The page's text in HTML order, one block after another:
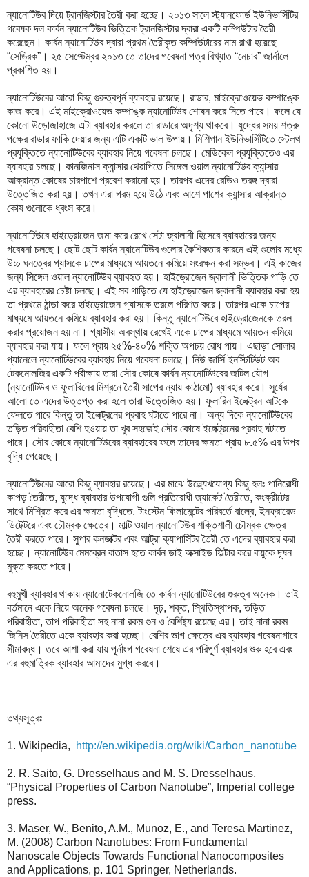
ন্যানোটিউব দিয়ে ট্রানজিস্টার তৈরী করা হচ্ছে। ২০১৩ সালে স্ট্যানফোর্ড ইউনিভার্সিটির
গবেষক দল কার্বন ন্যানোটিউব ভিত্তিক ট্রানজিস্টার দ্বারা একটি কম্পিউটার তৈরী
করেছেন। কার্বন ন্যানোটিউব দ্বারা প্রথম তৈরীকৃত কম্পিউটারের নাম রাখা হয়েছে
“সেড্রিক”। ২৫ সেপ্টেম্বর ২০১৩ তে তাদের গবেষনা পত্র বিখ্যাত “নেচার” জার্নালে
প্রকাশিত হয়।
ন্যানোটিউবের আরো কিছু গুরুত্বপূর্ন ব্যাবহার রয়েছে। রাডার, মাইক্রোওয়েভ কম্পাঙ্কে
কাজ করে। এই মাইক্রোওয়েভ কম্পাঙ্ক ন্যানোটিউব শোষন করে নিতে পারে। ফলে যে
কোনো উড়োজাহাজে এটা ব্যাবহার করলে তা রাডারে অদৃশ্য থাকবে। যুদ্ধের সময় শত্রু
পক্ষের রাডার ফাকি দেয়ার জন্য এটি একটি ভাল উপায়। মিশিগান ইউনিভার্সিটিতে স্টেলথ
প্রযুক্তিতে ন্যানোটিউবের ব্যাবহার নিয়ে গবেষনা চলছে। মেডিকেল প্রযুক্তিতেও এর
ব্যাবহার চলছে। কানজিনাস ক্যান্সার থেরাপিতে সিঙ্গেল ওয়াল ন্যানোটিউব ক্যান্সার
আক্রান্ত কোষের চারপাশে প্রবেশ করানো হয়। তারপর এদের রেডিও তরঙ্গ দ্বারা
উত্তেজিত করা হয়। তখন এরা গরম হয়ে উঠে এবং আশে পাশের ক্যান্সার আক্রান্ত
কোষ গুলোকে ধ্বংস করে।
ন্যানোটিউবে হাইড্রোজেন জমা করে রেখে সেটা জ্বালানী হিসেবে ব্যাবহারের জন্য
গবেষনা চলছে। ছোট ছোট কার্বন ন্যানোটিউব গুলোর কৈশিকতার কারনে এই গুলোর মধ্যে
উচ্চ ঘনত্বের গ্যাসকে চাপের মাধ্যমে আয়তনে কমিয়ে সংরক্ষন করা সম্ভব। এই কাজের
জন্য সিঙ্গেল ওয়াল ন্যানোটিউব ব্যাবহৃত হয়। হাইড্রোজেন জ্বালানী ভিত্তিক গাড়ি তে
এর ব্যাবহারের চেষ্টা চলছে। এই সব গাড়িতে যে হাইড্রোজেন জ্বালানী ব্যাবহার করা হয়
তা প্রথমে ঠান্ডা করে হাইড্রোজেন গ্যাসকে তরলে পরিণত করে। তারপর একে চাপের
মাধ্যমে আয়তনে কমিয়ে ব্যাবহার করা হয়। কিন্তু ন্যানোটিউবে হাইড্রোজেনকে তরল
করার প্রয়োজন হয় না। গ্যাসীয় অবস্থায় রেখেই একে চাপের মাধ্যমে আয়তন কমিয়ে
ব্যাবহার করা যায়। ফলে প্রায় ২৫%-৪০% শক্তি অপচয় রোধ পায়। এছাড়া সোলার
প্যানেলে ন্যানোটিউবের ব্যাবহার নিয়ে গবেষনা চলছে। নিউ জার্সি ইনস্টিটিউট অব
টেকনোলজির একটি পরীক্ষায় তারা সৌর কোষে কার্বন ন্যানোটিউবের জটিল যৌগ
(ন্যানোটিউব ও ফুলারিনের মিশ্রনে তৈরী সাপের ন্যায় কাঠামো) ব্যাবহার করে। সূর্যের
আলো তে এদের উত্তপ্ত করা হলে তারা উত্তেজিত হয়। ফুলারিন ইলেক্ট্রন আটকে
ফেলতে পারে কিন্তু তা ইলেক্ট্রনের প্রবাহ ঘটাতে পারে না। অন্য দিকে ন্যানোটিউবের
তড়িত পরিবাহীতা বেশি হওয়ায় তা খুব সহজেই সৌর কোষে ইলেক্ট্রনের প্রবাহ ঘটাতে
পারে। সৌর কোষে ন্যানোটিউবের ব্যাবহারের ফলে তাদের ক্ষমতা প্রায় ৮.৫% এর উপর
বৃদ্ধি পেয়েছে।
ন্যানোটিউবের আরো কিছু ব্যাবহার রয়েছে। এর মাঝে উল্ল্যেখযোগ্য কিছু হলঃ পানিরোধী
কাপড় তৈরীতে, যুদ্ধে ব্যাবহার উপযোগী গুলি প্রতিরোধী জ্যাকেট তৈরীতে, কংক্রীটের
সাথে মিশ্রিত করে এর ক্ষমতা বৃদ্ধিতে, টাংস্টেন ফিলামেন্টের পরিবর্তে বাল্বে, ইনফ্রারেড
ডিটেক্টরে এবং চৌম্বক ক্ষেত্রে। মাল্টি ওয়াল ন্যানোটিউব শক্তিশালী চৌম্বক ক্ষেত্র
তৈরী করতে পারে। সুপার কনডাক্টর এবং আল্ট্রা ক্যাপাসিটর তৈরী তে এদের ব্যাবহার করা
হচ্ছে। ন্যানোটিউব মেমব্রেন বাতাস হতে কার্বন ডাই অক্সাইড ফিল্টার করে বায়ুকে দূষন
মুক্ত করতে পারে।
বহুমুখী ব্যাবহার থাকায় ন্যানোটেকনোলজি তে কার্বন ন্যানোটিউবের গুরুত্ব অনেক। তাই
বর্তমানে একে নিয়ে অনেক গবেষনা চলছে। দৃঢ়, শক্ত, স্থিতিস্থাপক, তড়িত
পরিবাহীতা, তাপ পরিবাহীতা সহ নানা রকম গুন ও বৈশিষ্ট্য রয়েছে এর। তাই নানা রকম
জিনিস তৈরীতে একে ব্যাবহার করা হচ্ছে। বেশির ভাগ ক্ষেত্রে এর ব্যাবহার গবেষনাগারে
সীমাবদ্ধ। তবে আশা করা যায় পূর্নাংগ গবেষনা শেষে এর পরিপূর্ণ ব্যাবহার শুরু হবে এবং
এর বহুমাত্রিক ব্যাবহার আমাদের মুগ্ধ করবে।
তথ্যসূত্রঃ
1. Wikipedia, http://en.wikipedia.org/wiki/Carbon_nanotube
2. R. Saito, G. Dresselhaus and M. S. Dresselhaus,
“Physical Properties of Carbon Nanotube”, Imperial college
press.
3. Maser, W., Benito, A.M., Munoz, E., and Teresa Martinez,
M. (2008) Carbon Nanotubes: From Fundamental
Nanoscale Objects Towards Functional Nanocomposites
and Applications, p. 101 Springer, Netherlands.